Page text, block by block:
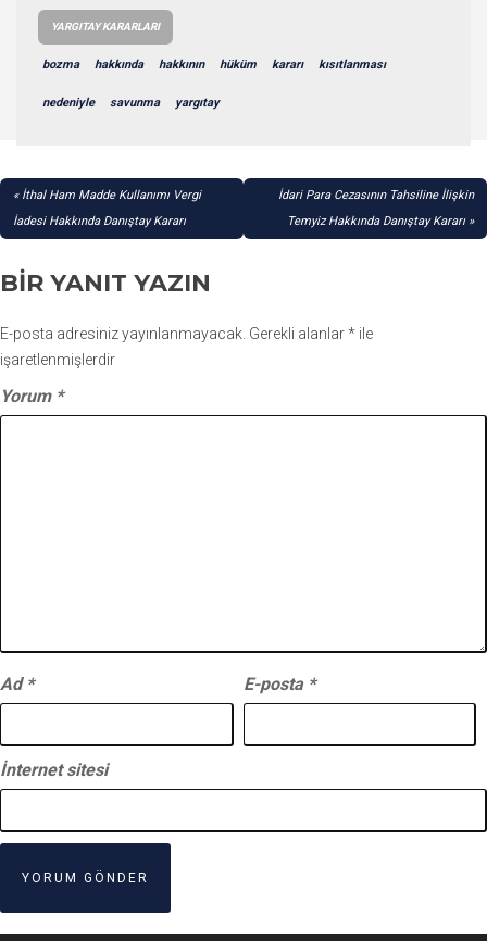
YARGITAY KARARLARI
bozma hakkında hakkının hüküm kararı kısıtlanması
nedeniyle savunma yargıtay
YAZI
GEZINMESI
İthal Ham Madde Kullanımı Vergi
İadesi Hakkında Danıştay Kararı
İdari Para Cezasının Tahsiline İlişkin
Temyiz Hakkında Danıştay Kararı
BIR YANIT YAZIN
E-posta adresiniz yayınlanmayacak. Gerekli alanlar* ile
işaretlenmişlerdir
Yorum *
Ad * E-posta *
İnternet sitesi